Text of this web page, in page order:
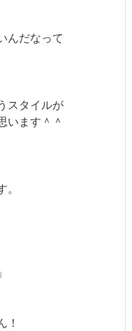
んだなって
スタイルが
います＾＾
。
！